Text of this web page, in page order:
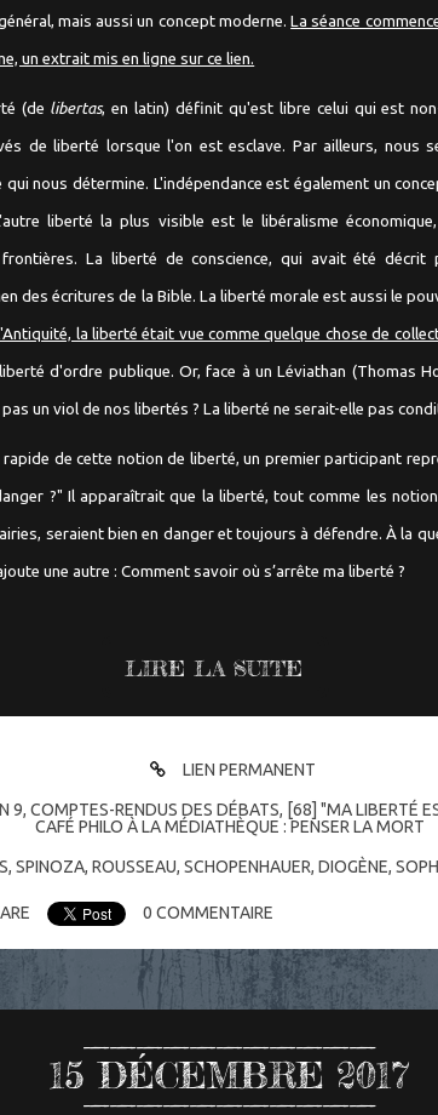
mais aussi un concept moderne.La séance
un extrait mis en ligne sur ce lien.
(de libertas, en latin) définit qu'est libre celui qui est
de liberté lorsque l'on est esclave. Par ailleurs, nous
nous détermine. L'indépendance est également un
liberté la plus visible est le libéralisme
La liberté de conscience, qui avait été décrit
des écritures de la Bible. La liberté morale est aussi le
la liberté était vue comme quelque chose de
d'ordre publique. Or, face à un Léviathan (Thomas
un viol de nos libertés ? La liberté ne serait-elle pas
de cette notion de liberté, un premier participant
?" Il apparaîtrait que la liberté, tout comme les
seraient bien en danger et toujours à défendre. À la
une autre : Comment savoir où s’arrête ma liberté ?
LIRE LA SUITE
LIEN PERMANENT
9, COMPTES-RENDUS DES DÉBATS, [68] "MA LIBERTÉ
CAFÉ PHILO À LA MÉDIATHÈQUE : PENSER LA MORT
, SPINOZA, ROUSSEAU, SCHOPENHAUER, DIOGÈNE,
0 COMMENTAIRE
15 DÉCEMBRE 2017